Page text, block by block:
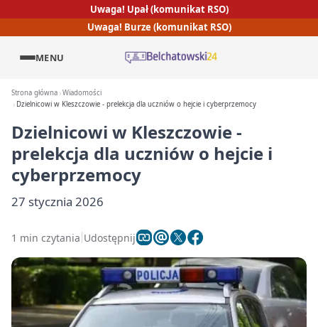
Uwaga! Upał (komunikat RSO)
Uwaga! Burze (komunikat RSO)
MENU
Strona główna Wiadomości
Dzielnicowi w Kleszczowie - prelekcja dla uczniów o hejcie i cyberprzemocy
Dzielnicowi w Kleszczowie -
prelekcja dla uczniów o hejcie i
cyberprzemocy
27 stycznia 2026
1 min czytania Udostępnij